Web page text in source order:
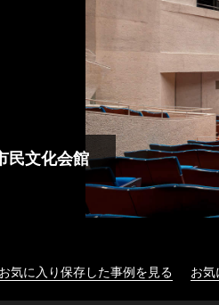
民文化会館
気に入り保存した事例を見る お